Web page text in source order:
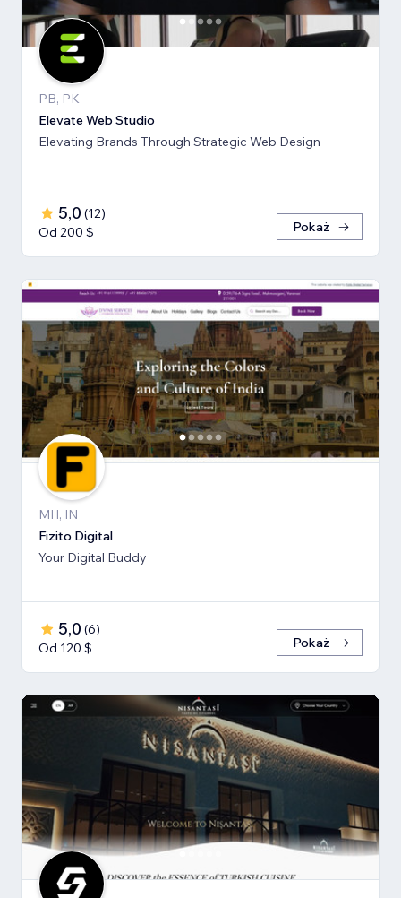
PB, PK
Elevate Web Studio
Elevating Brands Through Strategic Web Design
5,0 (12)
Od 200 $
Pokaż
MH, IN
Fizito Digital
Your Digital Buddy
5,0 (6)
Od 120 $
Pokaż